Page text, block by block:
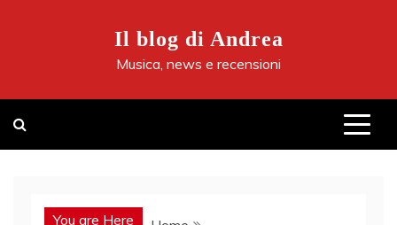
Il blog di Andrea
Musica, news e recensioni
You are Here